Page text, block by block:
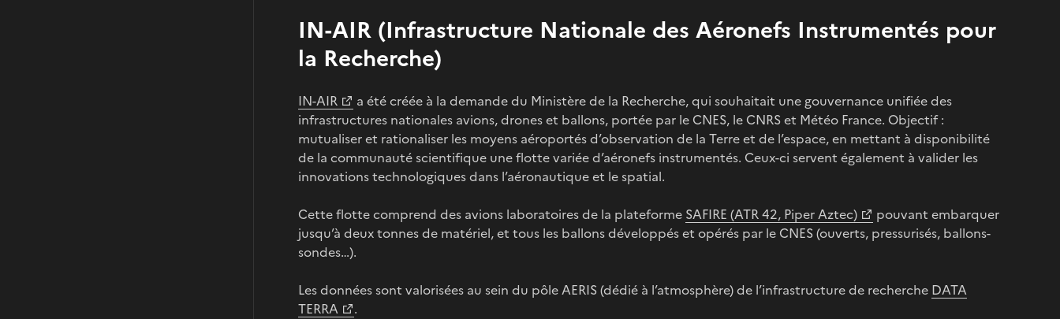
IN-AIR (Infrastructure Nationale des Aéronefs Instrumentés pour
la Recherche)
IN-AIR
a été créée à la demande du Ministère de la Recherche, qui souhaitait une gouvernance unifiée des
infrastructures nationales avions, drones et ballons, portée par le CNES, le CNRS et Météo France. Objectif :
mutualiser et rationaliser les moyens aéroportés d’observation de la Terre et de l’espace, en mettant à disponibilité
de la communauté scientifique une flotte variée d’aéronefs instrumentés. Ceux-ci servent également à valider les
innovations technologiques dans l’aéronautique et le spatial.
Cette flotte comprend des avions laboratoires de la plateforme SAFIRE (ATR 42, Piper Aztec)
pouvant embarquer
jusqu’à deux tonnes de matériel, et tous les ballons développés et opérés par le CNES (ouverts, pressurisés, ballons-
sondes…).
Les données sont valorisées au sein du pôle AERIS (dédié à l’atmosphère) de l’infrastructure de recherche DATA
TERRA
.